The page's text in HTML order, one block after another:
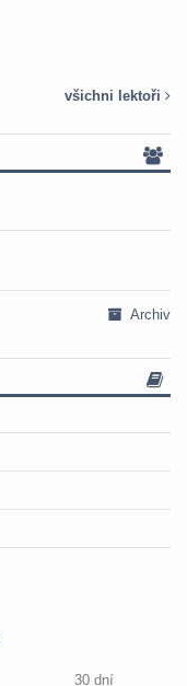
všichni lektoři
Archiv
30 dní